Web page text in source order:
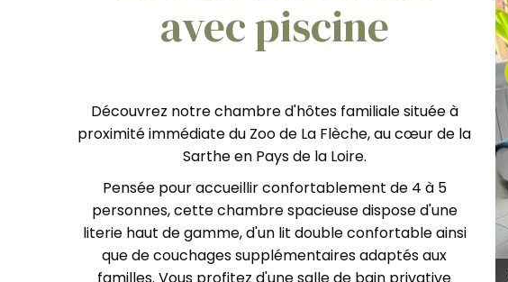
avec piscine
Découvrez notre chambre d'hôtes familiale située à
proximité immédiate du Zoo de La Flèche, au cœur de la
Sarthe en Pays de la Loire.
Pensée pour accueillir confortablement de 4 à 5
personnes, cette chambre spacieuse dispose d'une
literie haut de gamme, d'un lit double confortable ainsi
que de couchages supplémentaires adaptés aux